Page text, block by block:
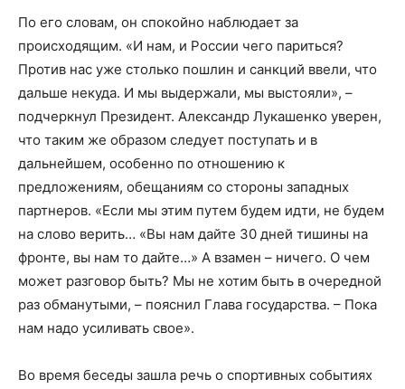
По его словам, он спокойно наблюдает за
происходящим. «И нам, и России чего париться?
Против нас уже столько пошлин и санкций ввели, что
дальше некуда. И мы выдержали, мы выстояли», –
подчеркнул Президент. Александр Лукашенко уверен,
что таким же образом следует поступать и в
дальнейшем, особенно по отношению к
предложениям, обещаниям со стороны западных
партнеров. «Если мы этим путем будем идти, не будем
на слово верить… «Вы нам дайте 30 дней тишины на
фронте, вы нам то дайте…» А взамен – ничего. О чем
может разговор быть? Мы не хотим быть в очередной
раз обманутыми, – пояснил Глава государства. – Пока
нам надо усиливать свое».
Во время беседы зашла речь о спортивных событиях